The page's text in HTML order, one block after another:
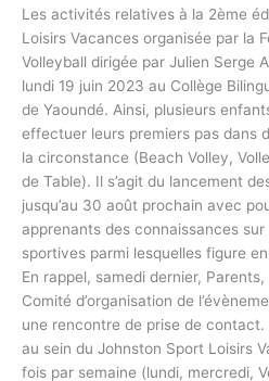
Les activités relatives à la 2ème
Loisirs Vacances organisée par la
Volleyball dirigée par Julien Serge
lundi 19 juin 2023 au Collège
de Yaoundé. Ainsi, plusieurs
effectuer leurs premiers pas dans
la circonstance (Beach Volley,
de Table). Il s’agit du lancement
jusqu’au 30 août prochain avec
apprenants des connaissances
sportives parmi lesquelles figure
En rappel, samedi dernier,
Comité d’organisation de
une rencontre de prise de
au sein du Johnston Sport Loisirs
fois par semaine (lundi, mercredi,